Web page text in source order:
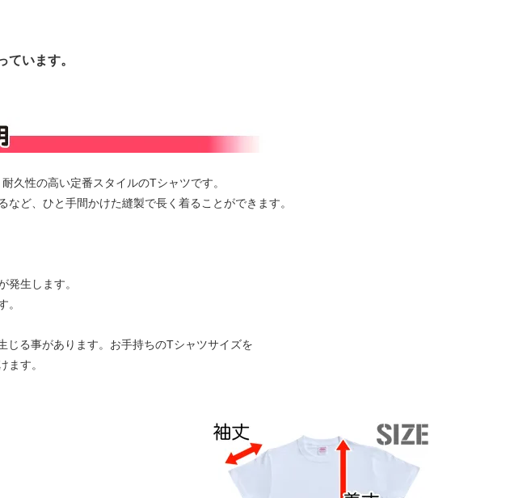
います。
久性の高い定番スタイルのTシャツです。
ど、ひと手間かけた縫製で長く着ることができます。
発生します。
。
じる事があります。お手持ちのTシャツサイズを
ます。